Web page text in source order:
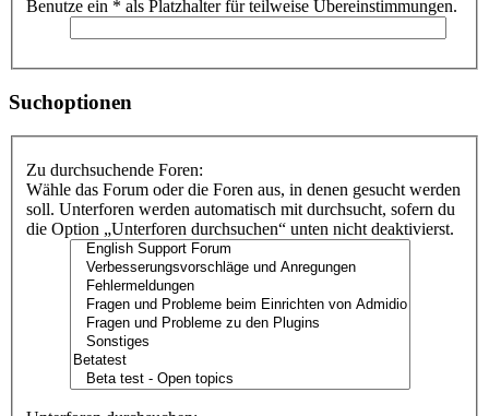
Benutze ein * als Platzhalter für teilweise Übereinstimmungen.
Suchoptionen
Zu durchsuchende Foren:
Wähle das Forum oder die Foren aus, in denen gesucht werden
soll. Unterforen werden automatisch mit durchsucht, sofern du
die Option „Unterforen durchsuchen“ unten nicht deaktivierst.